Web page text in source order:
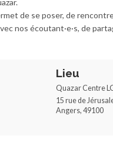
de se poser, de
nos écoutant·e·s, de
Lieu
Quazar Centre
15 rue de
Angers, 49100